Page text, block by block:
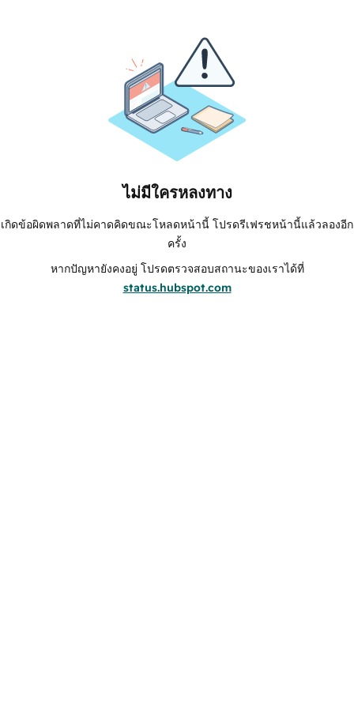
ไม่มีใครหลงทาง
เกิดข้อผิดพลาดที่ไม่คาดคิดขณะโหลดหน้านี้ โปรดรีเฟรชหน้านี้แล้วลองอีก
ครั้ง
หากปัญหายังคงอยู่ โปรดตรวจสอบสถานะของเราได้ที่
status.hubspot.com